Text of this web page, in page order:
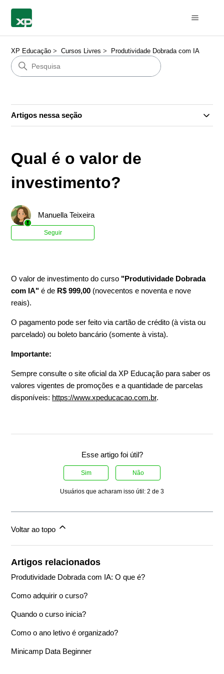
XP Educação Cursos Livres Produtividade Dobrada com IA
Artigos nessa seção
Qual é o valor de
investimento?
Manuella Teixeira
Seguir
O valor de investimento do curso "Produtividade Dobrada
com IA"é de R$ 999,00 (novecentos e noventa e nove
reais).
O pagamento pode ser feito via cartão de crédito (à vista ou
parcelado) ou boleto bancário (somente à vista).
Importante:
Sempre consulte o site oficial da XP Educação para saber os
valores vigentes de promoções e a quantidade de parcelas
disponíveis: https://www.xpeducacao.com.br.
Esse artigo foi útil?
Sim Não
Usuários que acharam isso útil: 2 de 3
Voltar ao topo
Artigos relacionados
Produtividade Dobrada com IA: O que é?
Como adquirir o curso?
Quando o curso inicia?
Como o ano letivo é organizado?
Minicamp Data Beginner